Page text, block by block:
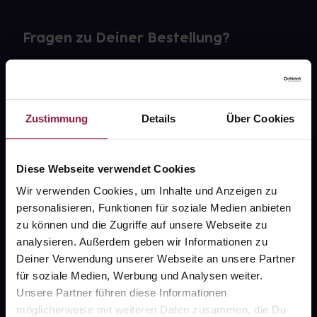
Zustimmung Details Über Cookies
Diese Webseite verwendet Cookies
Wir verwenden Cookies, um Inhalte und Anzeigen zu
personalisieren, Funktionen für soziale Medien anbieten
zu können und die Zugriffe auf unsere Webseite zu
analysieren. Außerdem geben wir Informationen zu
Deiner Verwendung unserer Webseite an unsere Partner
für soziale Medien, Werbung und Analysen weiter.
Unsere Partner führen diese Informationen
möglicherweise mit weiteren Daten zusammen, die Du
Fragen zu Deiner Bestellung?
gesund.de
Über uns
Karriere
Newsletter